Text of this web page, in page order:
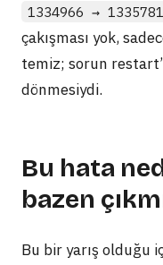
1334966 → 1335781
çakışması yok,
temiz; sorun
dönmesiydi.
Bu hata
bazen
Bu bir yarış olduğu